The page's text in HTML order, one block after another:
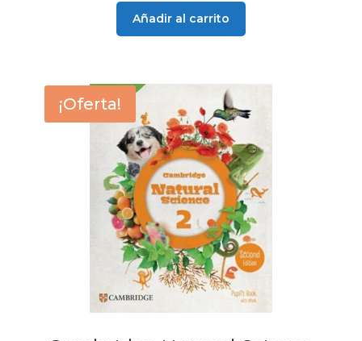
original
era:
actual
es:
Añadir al carrito
¡Oferta!